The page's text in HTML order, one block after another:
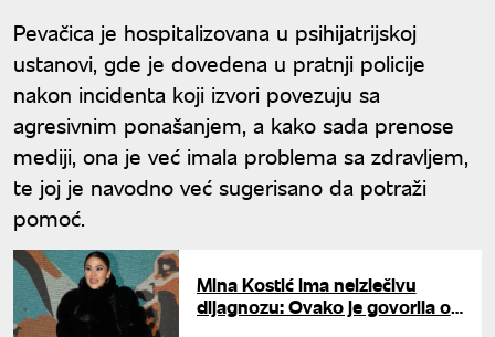
Pevačica je hospitalizovana u psihijatrijskoj
ustanovi, gde je dovedena u pratnji policije
nakon incidenta koji izvori povezuju sa
agresivnim ponašanjem, a kako sada prenose
mediji, ona je već imala problema sa zdravljem,
te joj je navodno već sugerisano da potraži
pomoć.
Mina Kostić ima neizlečivu
dijagnozu: Ovako je govorila o